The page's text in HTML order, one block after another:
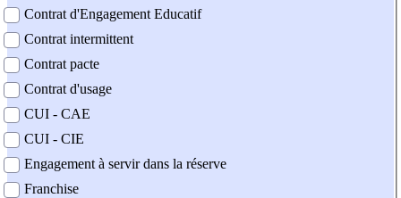
Contrat d'Engagement Educatif
Contrat intermittent
Contrat pacte
Contrat d'usage
CUI - CAE
CUI - CIE
Engagement à servir dans la réserve
Franchise